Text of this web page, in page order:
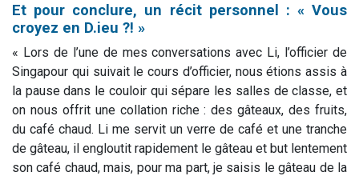
Et pour conclure, un récit personnel : « Vous
croyez en D.ieu ?! »
« Lors de l’une de mes conversations avec Li, l’officier de
Singapour qui suivait le cours d’officier, nous étions assis à
la pause dans le couloir qui sépare les salles de classe, et
on nous offrit une collation riche : des gâteaux, des fruits,
du café chaud. Li me servit un verre de café et une tranche
de gâteau, il engloutit rapidement le gâteau et but lentement
son café chaud, mais, pour ma part, je saisis le gâteau de la